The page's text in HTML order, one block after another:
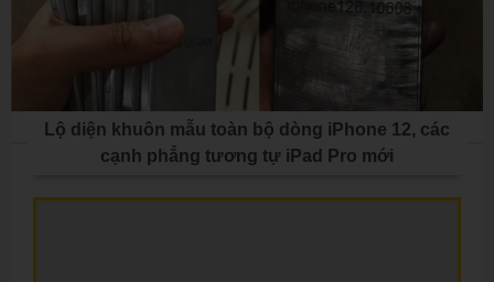
Lộ diện khuôn mẫu toàn bộ dòng iPhone 12, các
cạnh phẳng tương tự iPad Pro mới